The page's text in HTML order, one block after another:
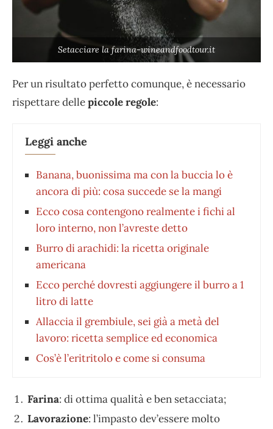
Setacciare la farina-wineandfoodtour.it
Per un risultato perfetto comunque, è necessario
rispettare dellepiccole regole:
Leggi anche
Banana, buonissima ma con la buccia lo è
ancora di più: cosa succede se la mangi
Ecco cosa contengono realmente i fichi al
loro interno, non l’avreste detto
Burro di arachidi: la ricetta originale
americana
Ecco perché dovresti aggiungere il burro a 1
litro di latte
Allaccia il grembiule, sei già a metà del
lavoro: ricetta semplice ed economica
Cos’è l’eritritolo e come si consuma
Farina: di ottima qualità e ben setacciata;
Lavorazione: l’impasto dev’essere molto